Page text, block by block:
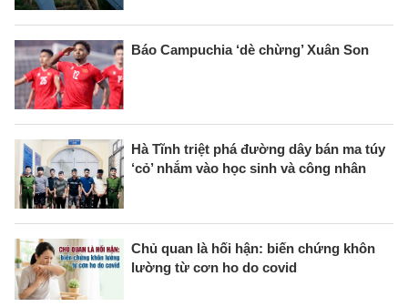
Báo Campuchia ‘dè chừng’ Xuân Son
Hà Tĩnh triệt phá đường dây bán ma túy
‘cỏ’ nhắm vào học sinh và công nhân
Chủ quan là hối hận: biến chứng khôn
lường từ cơn ho do covid